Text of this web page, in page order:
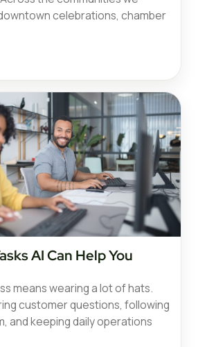
celebrations, chamber
AI Can Help You
means wearing a lot of hats.
customer questions, following
and keeping daily operations